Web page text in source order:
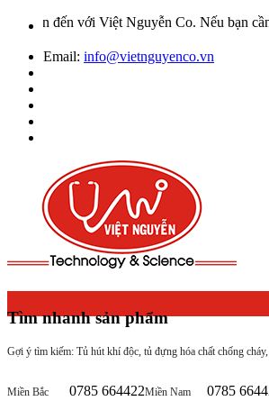
đến với Việt Nguyễn Co. Nếu bạn cần
Email: info@vietnguyenco.vn
Tìm nhanh sản phẩm
Gợi ý tìm kiếm: Tủ hút khí độc, tủ đựng hóa chất chống cháy,
Miền Bắc 0785 664422Miền Nam 0785